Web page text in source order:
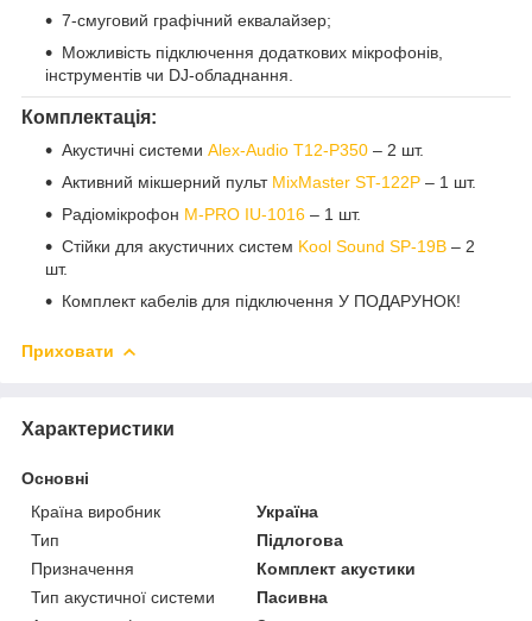
7-смуговий графічний еквалайзер;
Можливість підключення додаткових мікрофонів,
інструментів чи DJ-обладнання.
Комплектація:
Акустичні системи Alex-Audio T12-P350 – 2 шт.
Активний мікшерний пульт MixMaster ST-122P – 1 шт.
Радіомікрофон M-PRO IU-1016 – 1 шт.
Стійки для акустичних систем Kool Sound SP-19B – 2
шт.
Комплект кабелів для підключення У ПОДАРУНОК!
Приховати
Характеристики
Основні
Країна виробник
Україна
Тип
Підлогова
Призначення
Комплект акустики
Тип акустичної системи
Пасивна